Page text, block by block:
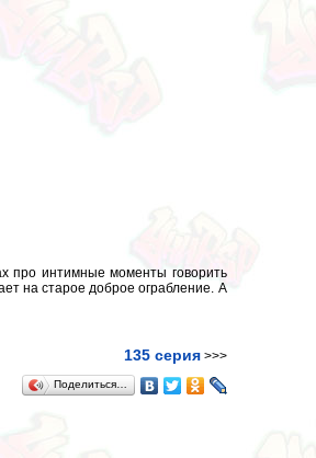
про интимные моменты говорить
на старое доброе ограбление. А
135 серия>>>
Поделиться…